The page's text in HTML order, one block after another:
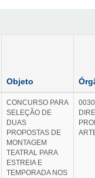
Objeto
CONCURSO PARA
SELEÇÃO DE
DUAS
PROPOSTAS DE
MONTAGEM
TEATRAL PARA
ESTREIA E
TEMPORADA NOS